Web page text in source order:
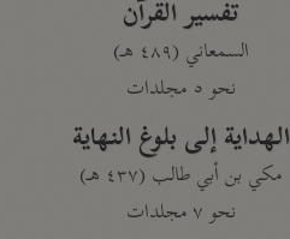
تفسير القرآن
السمعاني (٤٨٩ هـ)
نحو ٥ مجلدات
الهداية إلى بلوغ النهاية
مكي بن أبي طالب (٤٣٧ هـ)
نحو ٧ مجلدات